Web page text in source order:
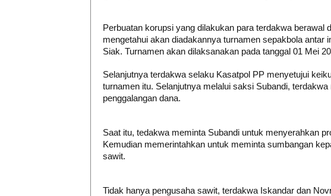
Perbuatan korupsi yang dilakukan para terdakwa berawal
mengetahui akan diadakannya turnamen sepakbola antar
Siak. Turnamen akan dilaksanakan pada tanggal 01 Mei
Selanjutnya terdakwa selaku Kasatpol PP menyetujui
turnamen itu. Selanjutnya melalui saksi Subandi,
penggalangan dana.
Saat itu, tedakwa meminta Subandi untuk menyerahkan
Kemudian memerintahkan untuk meminta sumbangan
sawit.
Tidak hanya pengusaha sawit, terdakwa Iskandar dan